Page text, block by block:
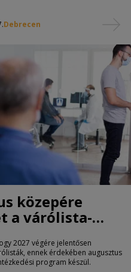
Debrecen
közepére
a várólista-
2027 végére jelentősen
ennek érdekében augusztus
program készül.